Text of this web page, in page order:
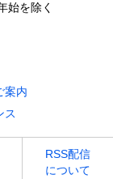
始を除く
案内
ス
RSS配信
について